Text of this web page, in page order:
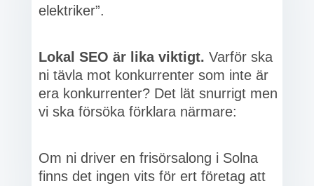
elektriker”.
Lokal SEO är lika viktigt. Varför ska
ni tävla mot konkurrenter som inte är
era konkurrenter? Det lät snurrigt men
vi ska försöka förklara närmare:
Om ni driver en frisörsalong i Solna
finns det ingen vits för ert företag att